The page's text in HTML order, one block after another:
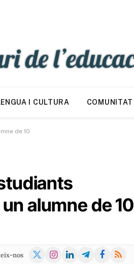
I CULTURA COMUNITAT
de 10
alumne de 10
nos
X
Instagram
LinkedInTelegramFacebook
RSS